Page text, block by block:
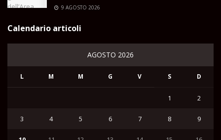
9 AGOSTO 2026
Calendario articoli
AGOSTO 2026
L M M G V S D
1 2
3 4 5 6 7 8 9